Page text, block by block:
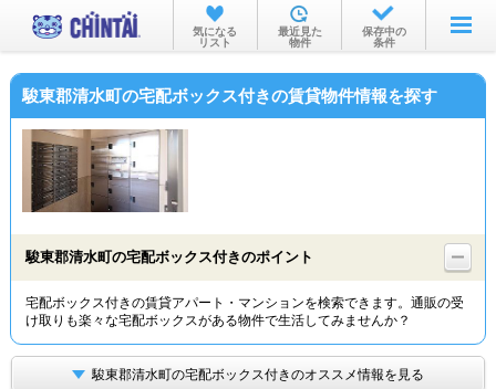
お部屋を探す
沿線・駅から
物件特集から
TOP
気になる
リスト
最近見た
物件
保存中の
条件
駿東郡清水町の宅配ボックス付きの賃貸物件情報を探す
駿東郡清水町の宅配ボックス付きのポイント
宅配ボックス付きの賃貸アパート・マンションを検索できます。通販の受
け取りも楽々な宅配ボックスがある物件で生活してみませんか？
駿東郡清水町の宅配ボックス付きのオススメ情報を見る